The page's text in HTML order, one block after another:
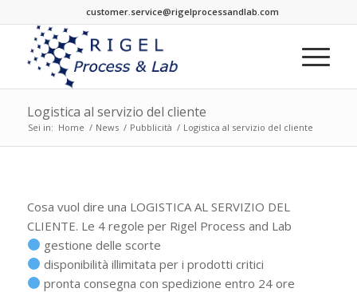
customer.service@rigelprocessandlab.com
Logistica al servizio del cliente
Sei in: Home / News / Pubblicità / Logistica al servizio del cliente
Cosa vuol dire una LOGISTICA AL SERVIZIO DEL
CLIENTE. Le 4 regole per Rigel Process and Lab
gestione delle scorte
disponibilità illimitata per i prodotti critici
pronta consegna con spedizione entro 24 ore